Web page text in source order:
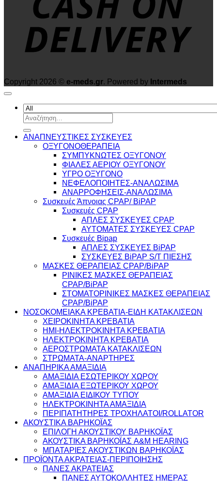
Copyright 2026 © e-meds.gr . Powered by Intermeds
Αναζήτηση
για:
ΑΝΑΠΝΕΥΣΤΙΚΕΣ ΣΥΣΚΕΥΕΣ
ΟΞΥΓΟΝΟΘΕΡΑΠΕΙΑ
ΣΥΜΠΥΚΝΩΤΕΣ ΟΞΥΓΟΝΟΥ
ΦΙΑΛΕΣ ΑΕΡΙΟΥ ΟΞΥΓΟΝΟΥ
ΥΓΡΟ ΟΞΥΓΟΝΟ
ΝΕΦΕΛΟΠΟΙΗΤΕΣ-ΑΝΑΛΩΣΙΜΑ
ΑΝΑΡΡΟΦΗΣΕΙΣ-ΑΝΑΛΩΣΙΜΑ
Συσκευές Άπνοιας CPAP/ BiPAP
Συσκευές CPAP
ΑΠΛΕΣ ΣΥΣΚΕΥΕΣ CPAP
ΑΥΤΟΜΑΤΕΣ ΣΥΣΚΕΥΕΣ CPAP
Συσκευές Bipap
ΑΠΛΕΣ ΣΥΣΚΕΥΕΣ BiPAP
ΣΥΣΚΕΥΕΣ BiPAP S/T ΠΙΕΣΗΣ
ΜΑΣΚΕΣ ΘΕΡΑΠΕΙΑΣ CPAP/BiPAP
ΡΙΝΙΚΕΣ ΜΑΣΚΕΣ ΘΕΡΑΠΕΙΑΣ
CPAP/BiPAP
ΣΤΟΜΑΤΟΡΙΝΙΚΕΣ ΜΑΣΚΕΣ ΘΕΡΑΠΕΙΑΣ
CPAP/BiPAP
ΝΟΣΟΚΟΜΕΙΑΚΑ ΚΡΕΒΑΤΙΑ-ΕΙΔΗ ΚΑΤΑΚΛΙΣΕΩΝ
ΧΕΙΡΟΚΙΝΗΤΑ ΚΡΕΒΑΤΙΑ
ΗΜΙ-ΗΛΕΚΤΡΟΚΙΝΗΤΑ ΚΡΕΒΑΤΙΑ
ΗΛΕΚΤΡΟΚΙΝΗΤΑ ΚΡΕΒΑΤΙΑ
ΑΕΡΟΣΤΡΩΜΑΤΑ ΚΑΤΑΚΛΙΣΕΩΝ
ΣΤΡΩΜΑΤΑ-ΑΝΑΡΤΗΡΕΣ
ΑΝΑΠΗΡΙΚΑ ΑΜΑΞΙΔΙΑ
ΑΜΑΞΙΔΙΑ ΕΣΩΤΕΡΙΚΟΥ ΧΩΡΟΥ
ΑΜΑΞΙΔΙΑ ΕΞΩΤΕΡΙΚΟΥ ΧΩΡΟΥ
ΑΜΑΞΙΔΙΑ ΕΙΔΙΚΟΥ ΤΥΠΟΥ
ΗΛΕΚΤΡΟΚΙΝΗΤΑ ΑΜΑΞΙΔΙΑ
ΠΕΡΙΠΑΤΗΤΗΡΕΣ ΤΡΟΧΗΛΑΤΟΙ/ROLLATOR
ΑΚΟΥΣΤΙΚΑ ΒΑΡΗΚΟΪΑΣ
ΕΠΙΛΟΓΗ ΑΚΟΥΣΤΙΚΟΥ ΒΑΡΗΚΟΪΑΣ
ΑΚΟΥΣΤΙΚΑ ΒΑΡΗΚΟΪΑΣ A&M HEARING
ΜΠΑΤΑΡΙΕΣ ΑΚΟΥΣΤΙΚΩΝ ΒΑΡΗΚΟΪΑΣ
ΠΡΟΪΟΝΤΑ ΑΚΡΑΤΕΙΑΣ-ΠΕΡΙΠΟΙΗΣΗΣ
ΠΑΝΕΣ ΑΚΡΑΤΕΙΑΣ
ΠΑΝΕΣ ΑΥΤΟΚΟΛΛΗΤΕΣ ΗΜΕΡΑΣ